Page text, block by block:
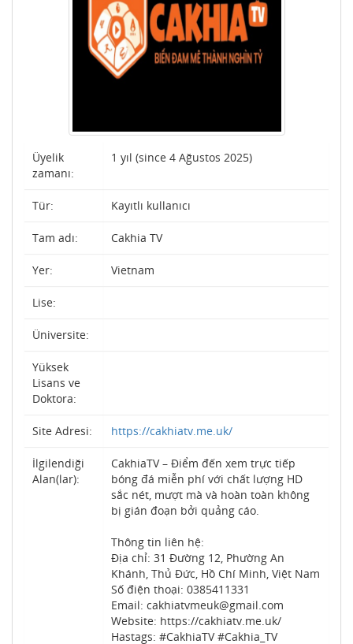
Üyelik
zamanı:
1 yıl (since 4 Ağustos 2025)
Tür: Kayıtlı kullanıcı
Tam adı: Cakhia TV
Yer: Vietnam
Lise:
Üniversite:
Yüksek
Lisans ve
Doktora:
Site Adresi: https://cakhiatv.me.uk/
İlgilendiği
Alan(lar):
CakhiaTV – Điểm đến xem trực tiếp
bóng đá miễn phí với chất lượng HD
sắc nét, mượt mà và hoàn toàn không
bị gián đoạn bởi quảng cáo.
Thông tin liên hệ:
Địa chỉ: 31 Đường 12, Phường An
Khánh, Thủ Đức, Hồ Chí Minh, Việt Nam
Số điện thoại: 0385411331
Email: cakhiatvmeuk@gmail.com
Website: https://cakhiatv.me.uk/
Hastags: #CakhiaTV #Cakhia_TV